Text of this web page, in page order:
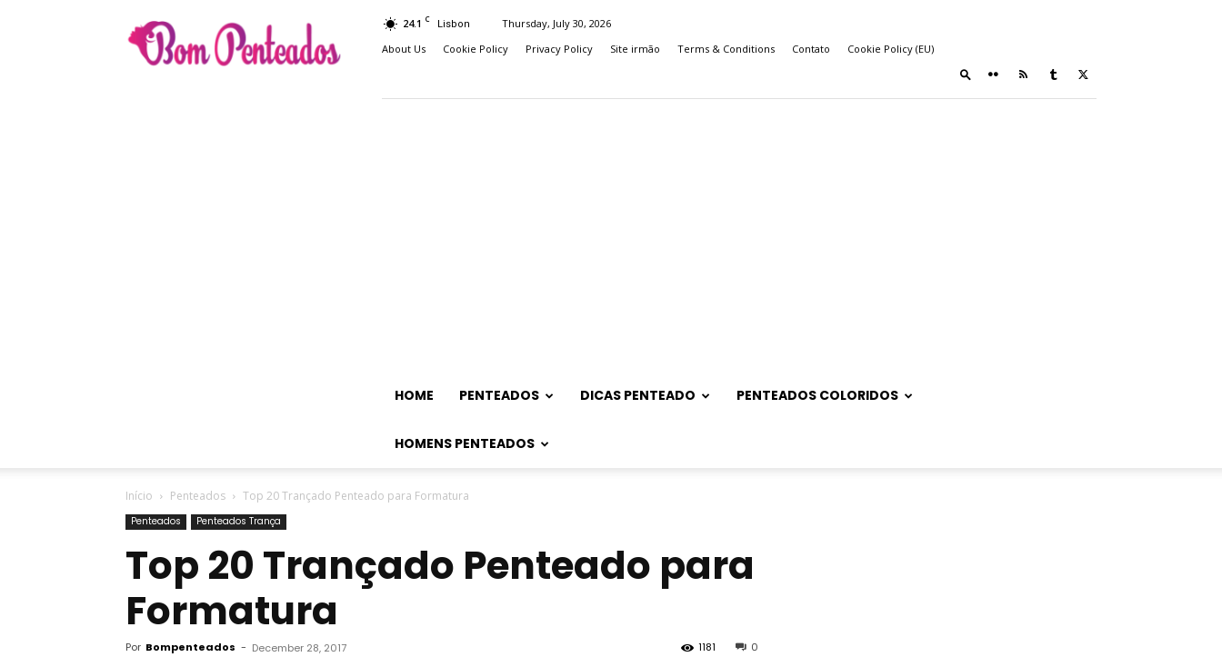
Penteados
24.1 C Lisbon
Thursday, July 30, 2026
About Us
Cookie Policy Privacy Policy Site irmão Terms & Conditions Contato Cookie Policy (EU)
HOME PENTEADOS DICAS PENTEADO PENTEADOS COLORIDOS
HOMENS PENTEADOS
Início Penteados Top 20 Trançado Penteado para Formatura
Penteados Penteados Trança
Top 20 Trançado Penteado para
Formatura
Por Bompenteados - December 28, 2017 0
1181